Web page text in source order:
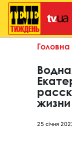
Головна
25 січня